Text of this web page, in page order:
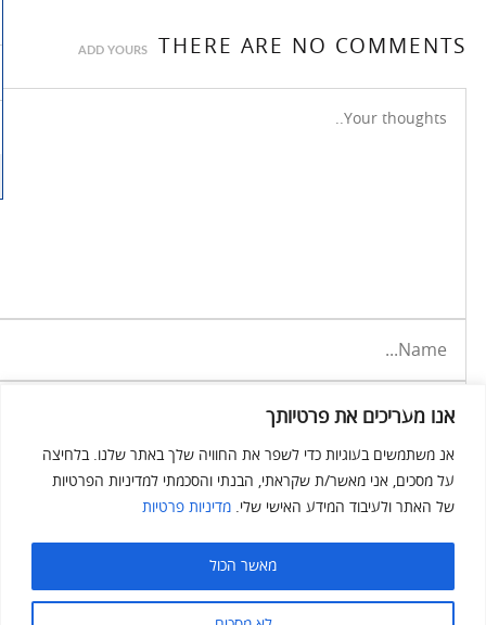
אנו מעריכים את פרטיותך
אנ משתמשים בעוגיות כדי לשפר את החוויה שלך באתר שלנו. בלחיצה
על מסכים, אני מאשר/ת שקראתי, הבנתי והסכמתי למדיניות הפרטיות
של האתר ולעיבוד המידע האישי שלי. מדיניות פרטיות
מאשר הכול
THERE ARE NO COMMENTS
ADD YOURS